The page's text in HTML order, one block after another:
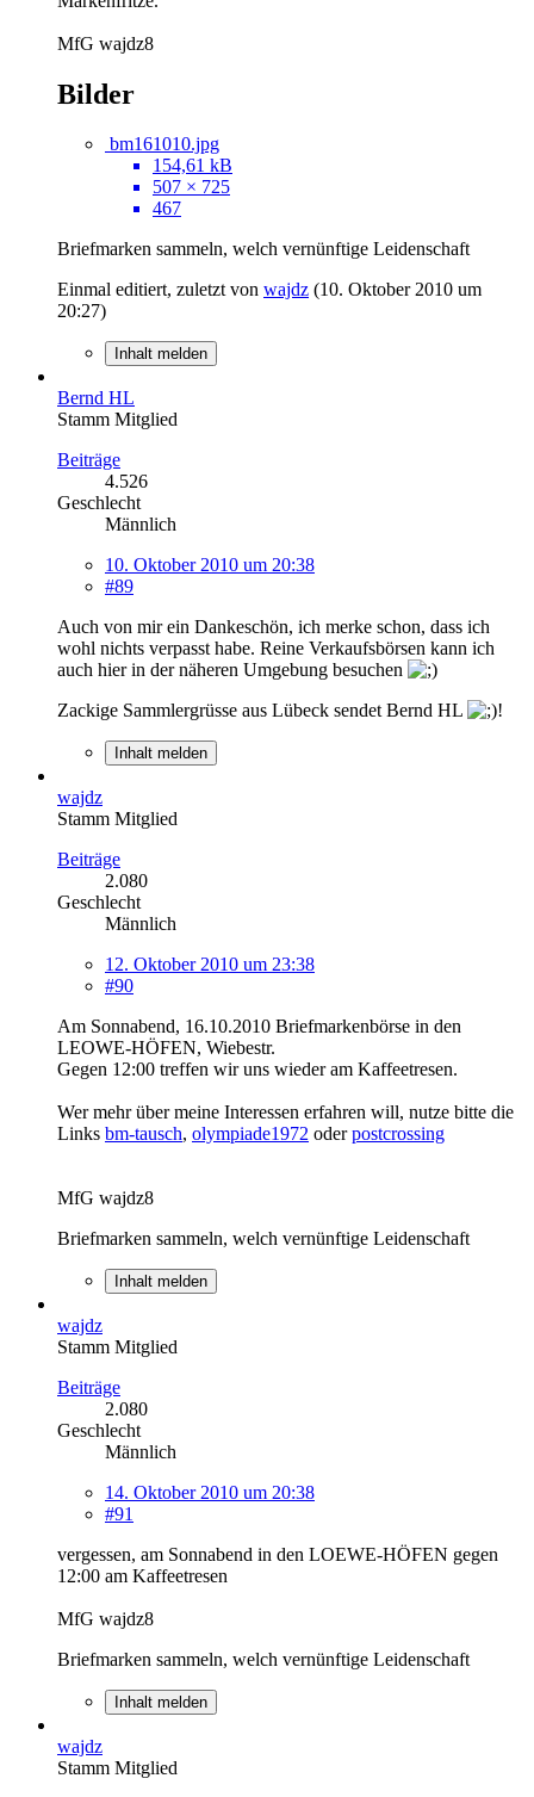
MfG wajdz8
Bilder
bm161010.jpg
154,61 kB
507 × 725
467
Briefmarken sammeln, welch vernünftige Leidenschaft
Einmal editiert, zuletzt von wajdz (10. Oktober 2010 um
20:27)
Inhalt melden
Bernd HL
Stamm Mitglied
Beiträge
4.526
Geschlecht
Männlich
10. Oktober 2010 um 20:38
#89
Auch von mir ein Dankeschön, ich merke schon, dass ich
wohl nichts verpasst habe. Reine Verkaufsbörsen kann ich
auch hier in der näheren Umgebung besuchen
Zackige Sammlergrüsse aus Lübeck sendet Bernd HL
!
Inhalt melden
wajdz
Stamm Mitglied
Beiträge
2.080
Geschlecht
Männlich
12. Oktober 2010 um 23:38
#90
Am Sonnabend, 16.10.2010 Briefmarkenbörse in den
LEOWE-HÖFEN, Wiebestr.
Gegen 12:00 treffen wir uns wieder am Kaffeetresen.
Wer mehr über meine Interessen erfahren will, nutze bitte die
Links bm-tausch, olympiade1972 oderpostcrossing
MfG wajdz8
Briefmarken sammeln, welch vernünftige Leidenschaft
Inhalt melden
wajdz
Stamm Mitglied
Beiträge
2.080
Geschlecht
Männlich
14. Oktober 2010 um 20:38
#91
vergessen, am Sonnabend in den LOEWE-HÖFEN gegen
12:00 am Kaffeetresen
MfG wajdz8
Briefmarken sammeln, welch vernünftige Leidenschaft
Inhalt melden
wajdz
Stamm Mitglied